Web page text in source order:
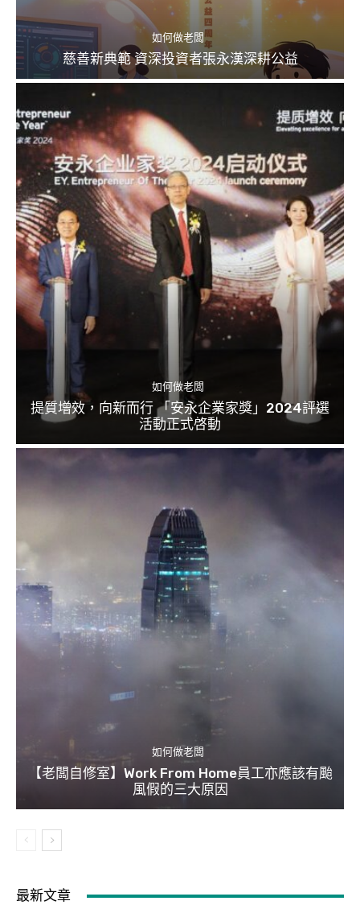
如何做老闆
慈善新典範 資深投資者張永漢深耕公益
如何做老闆
提質增效，向新而行 「安永企業家獎」2024評選
活動正式啓動
如何做老闆
【老闆自修室】Work From Home員工亦應該有颱
風假的三大原因
最新文章